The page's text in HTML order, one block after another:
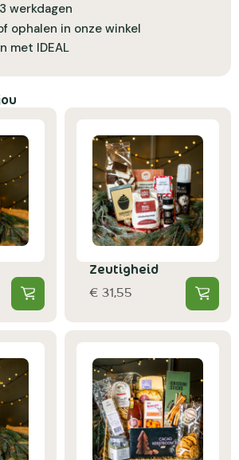
werkdagen
ophalen in onze winkel
met IDEAL
Zeutigheid
€ 31,55